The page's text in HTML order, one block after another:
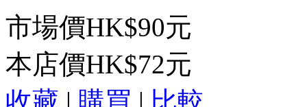
市場價HK$90元
本店價HK$72元
收藏 | 購買 | 比較